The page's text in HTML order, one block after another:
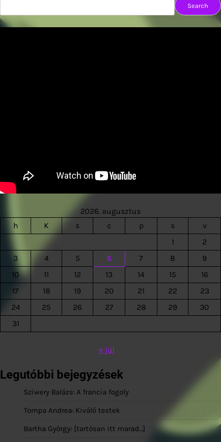
Search
2026. augusztus
h
K s c p s
v
1
2
3
4 5 6 7 8
9
10
11 12 13 14 15
16
17
18 19 20 21 22
23
24
25 26 27 28 29
30
31
« júl
Legutóbbi bejegyzések
Sziwery Balázs: A francia fogoly
Tompa Andrea: Kiváló testek
Bartha György: [tartósan itt marad…]